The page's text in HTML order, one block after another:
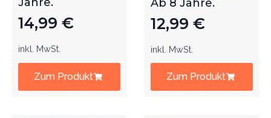
14,99 €
inkl. MwSt.
Zum Produkt
Ab 8 Jahre.
12,99 €
inkl. MwSt.
Zum Produkt